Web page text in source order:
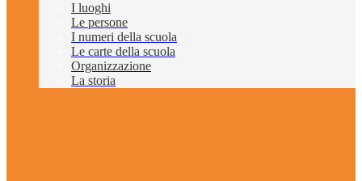
I luoghi
Le persone
I numeri della scuola
Le carte della scuola
Organizzazione
La storia